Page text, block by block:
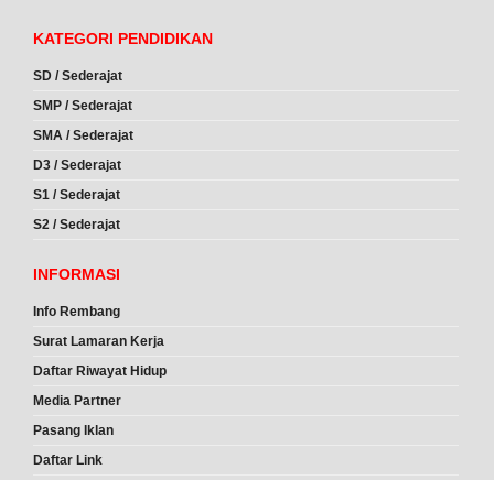
KATEGORI PENDIDIKAN
SD / Sederajat
SMP / Sederajat
SMA / Sederajat
D3 / Sederajat
S1 / Sederajat
S2 / Sederajat
INFORMASI
Info Rembang
Surat Lamaran Kerja
Daftar Riwayat Hidup
Media Partner
Pasang Iklan
Daftar Link